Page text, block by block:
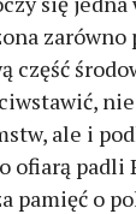
część
ale i
ofiarą padli
pamięć o